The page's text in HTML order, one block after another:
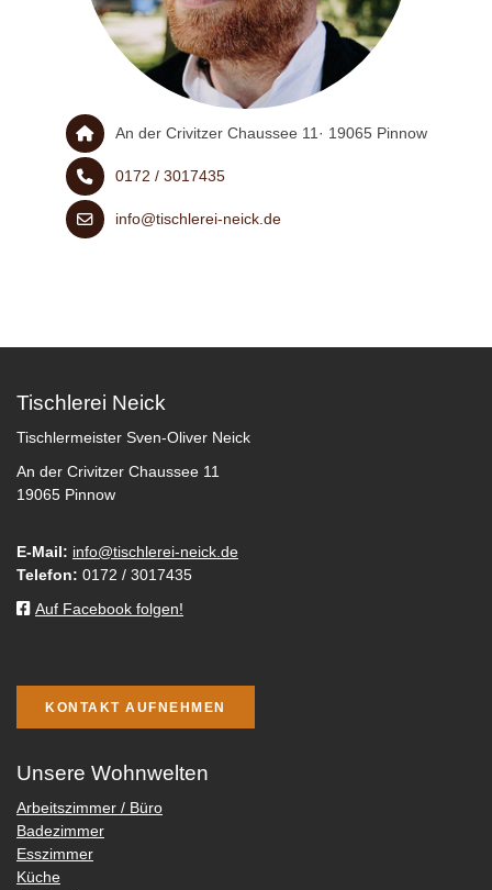
An der Crivitzer Chaussee 11· 19065 Pinnow
0172 / 3017435
info@tischlerei-neick.de
Tischlerei Neick
Tischlermeister Sven-Oliver Neick
An der Crivitzer Chaussee 11
19065 Pinnow
E-Mail: info@tischlerei-neick.de
Telefon: 0172 / 3017435
Auf Facebook folgen!
KONTAKT AUFNEHMEN
Unsere Wohnwelten
Arbeitszimmer / Büro
Badezimmer
Esszimmer
Küche